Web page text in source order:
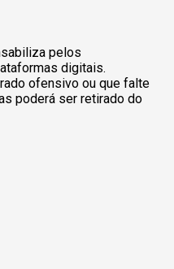
pelos
digitais.
ofensivo ou que falte
poderá ser retirado do